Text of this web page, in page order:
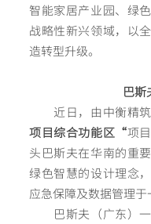
智能家居产业园、绿
战略性新兴领域，以
造转型升级。
巴斯
近日，由中衡精筑
项目综合功能区“项
头巴斯夫在华南的重
绿色智慧的设计理念
应急保障及数据管理于
巴斯夫（广东）一